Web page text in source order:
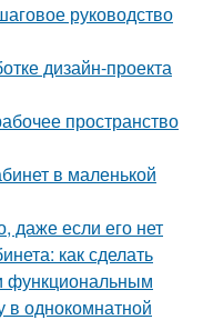
руководство
дизайн-проекта
пространство
в маленькой
даже если его нет
как сделать
функциональным
в однокомнатной